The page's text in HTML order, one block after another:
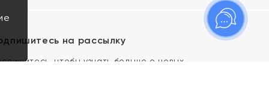
на рассылку
чтобы узнать больше о новых